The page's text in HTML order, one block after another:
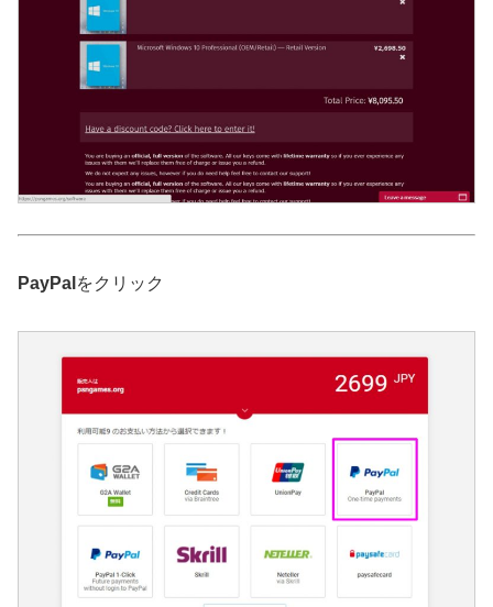
PayPal をクリック